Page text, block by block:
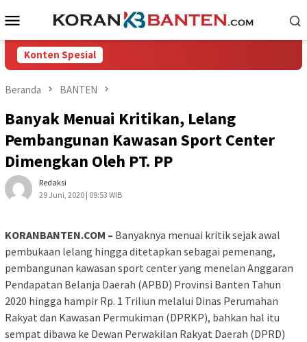
ke
Menu
Mobile
Konten Spesial
Beranda BANTEN
Banyak Menuai Kritikan, Lelang
Pembangunan Kawasan Sport Center
Dimengkan Oleh PT. PP
Redaksi
29 Juni, 2020 | 09:53 WIB
KORANBANTEN.COM – Banyaknya menuai kritik sejak awal
pembukaan lelang hingga ditetapkan sebagai pemenang,
pembangunan kawasan sport center yang menelan Anggaran
Pendapatan Belanja Daerah (APBD) Provinsi Banten Tahun
2020 hingga hampir Rp. 1 Triliun melalui Dinas Perumahan
Rakyat dan Kawasan Permukiman (DPRKP), bahkan hal itu
sempat dibawa ke Dewan Perwakilan Rakyat Daerah (DPRD)